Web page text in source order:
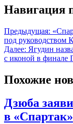
Навигация
Предыдущая:
под руководством
Далее: Ягудин
с иконой в финале
Похожие
Дзюба
в «Спартак»